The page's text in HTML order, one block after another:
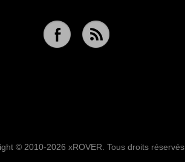
© 2010-2026 xROVER. Tous droits réservés